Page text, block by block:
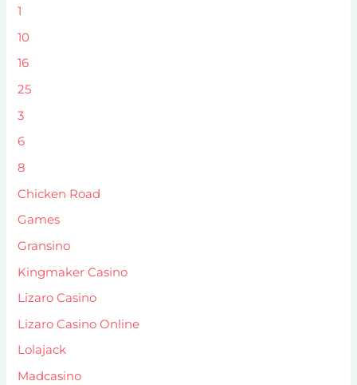
1
10
16
25
3
6
8
Chicken Road
Games
Gransino
Kingmaker Casino
Lizaro Casino
Lizaro Casino Online
Lolajack
Madcasino